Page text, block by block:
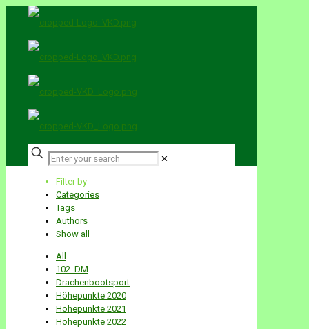
✕
Filter by
Categories
Tags
Authors
Show all
All
102. DM
Drachenbootsport
Höhepunkte 2020
Höhepunkte 2021
Höhepunkte 2022